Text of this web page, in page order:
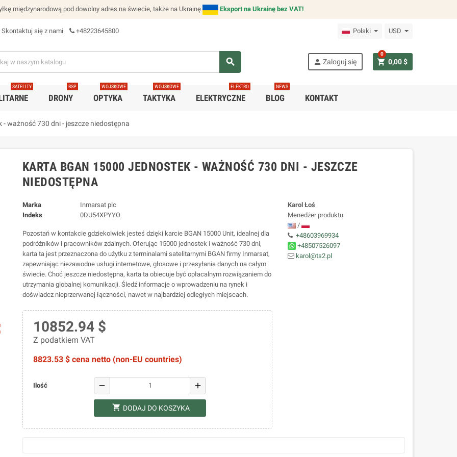
międzynarodową pod dowolny adres na świecie, także na Ukrainę Eksport na Ukrainę bez VAT!
Skontaktuj się z nami +48223645800 Polski USD
search person Zaloguj się shopping_cart 0,00 $
0
SATELITY
DRONY
BSP
OPTYKA
WOJSKOWE
TAKTYKA
WOJSKOWE
ELEKTRYCZNE
ELEKTRO
BLOG
NEWS
KONTAKT
ważność 730 dni - jeszcze niedostępna
KARTA BGAN 15000 JEDNOSTEK - WAŻNOŚĆ 730 DNI - JESZCZE
NIEDOSTĘPNA
Marka
Inmarsat plc
Indeks
0DU54XPYYO
Pozostań w kontakcie gdziekolwiek jesteś dzięki karcie BGAN 15000 Unit, idealnej dla
podróżników i pracowników zdalnych. Oferując 15000 jednostek i ważność 730 dni,
karta ta jest przeznaczona do użytku z terminalami satelitarnymi BGAN firmy Inmarsat,
zapewniając niezawodne usługi internetowe, głosowe i przesyłania danych na całym
świecie. Choć jeszcze niedostępna, karta ta obiecuje być opłacalnym rozwiązaniem do
utrzymania globalnej komunikacji. Śledź informacje o wprowadzeniu na rynek i
doświadcz nieprzerwanej łączności, nawet w najbardziej odległych miejscach.
10852.94 $
Z podatkiem VAT
8823.53 $ cena netto (non-EU countries)
Ilość remove add
shopping_cart DODAJ DO KOSZYKA
Karol Łoś
Menedżer produktu
/
+48603969934
+48507526097
karol@ts2.pl